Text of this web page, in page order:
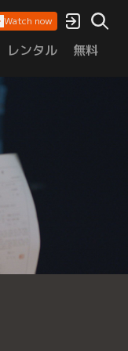
Watch now
レンタル 無料